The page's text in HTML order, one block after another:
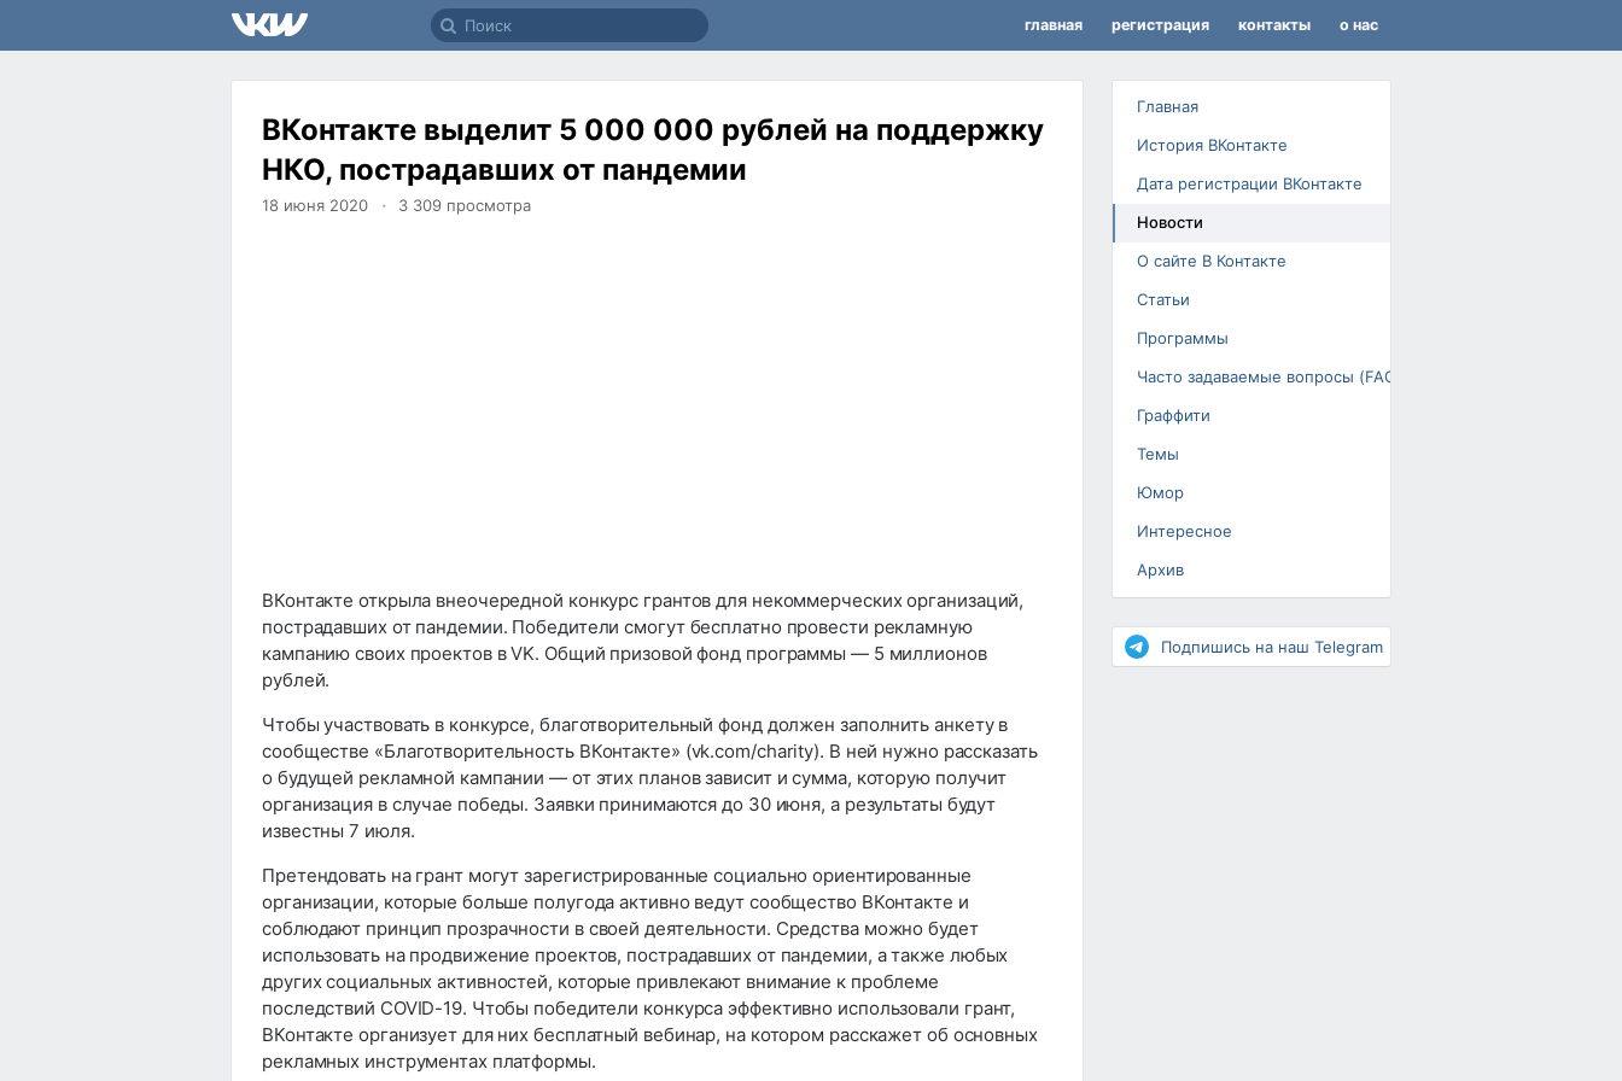
главная регистрация контакты о нас
Главная
История ВКонтакте
Дата регистрации ВКонтакте
Новости
О сайте В Контакте
Статьи
Программы
Часто задаваемые вопросы (FAQ)
Граффити
Темы
Юмор
Интересное
Архив
Повышение рейтинга
Подпишись на наш Telegram
ВКонтакте выделит 5 000 000 рублей на поддержку
НКО, пострадавших от пандемии
18 июня 2020 3 309 просмотра
ВКонтакте открыла внеочередной конкурс грантов для некоммерческих организаций,
пострадавших от пандемии. Победители смогут бесплатно провести рекламную
кампанию своих проектов в VK. Общий призовой фонд программы — 5 миллионов
рублей.
Чтобы участвовать в конкурсе, благотворительный фонд должен заполнить анкету в
сообществе «Благотворительность ВКонтакте» (vk.com/charity). В ней нужно рассказать
о будущей рекламной кампании — от этих планов зависит и сумма, которую получит
организация в случае победы. Заявки принимаются до 30 июня, а результаты будут
известны 7 июля.
Претендовать на грант могут зарегистрированные социально ориентированные
организации, которые больше полугода активно ведут сообщество ВКонтакте и
соблюдают принцип прозрачности в своей деятельности. Средства можно будет
использовать на продвижение проектов, пострадавших от пандемии, а также любых
других социальных активностей, которые привлекают внимание к проблеме
последствий COVID-19. Чтобы победители конкурса эффективно использовали грант,
ВКонтакте организует для них бесплатный вебинар, на котором расскажет об основных
рекламных инструментах платформы.